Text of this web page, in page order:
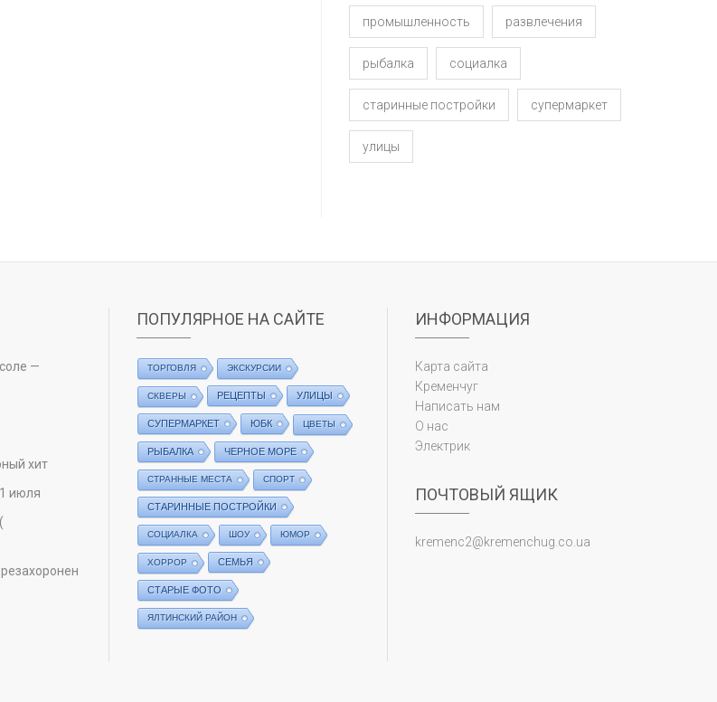
промышленность развлечения
рыбалка социалка
старинные постройки супермаркет
улицы
—
хит
июля
ПОПУЛЯРНОЕ НА САЙТЕ
ТОРГОВЛЯ ЭКСКУРСИИ
СКВЕРЫ РЕЦЕПТЫ УЛИЦЫ
СУПЕРМАРКЕТ ЮБК ЦВЕТЫ
РЫБАЛКА ЧЕРНОЕ МОРЕ
СТРАННЫЕ МЕСТА СПОРТ
СТАРИННЫЕ ПОСТРОЙКИ
СОЦИАЛКА ШОУ ЮМОР
ХОРРОР СЕМЬЯ
СТАРЫЕ ФОТО
ЯЛТИНСКИЙ РАЙОН
ИНФОРМАЦИЯ
Карта сайта
Кременчуг
Написать нам
О нас
Электрик
ПОЧТОВЫЙ ЯЩИК
kremenc2@kremenchug.co.ua